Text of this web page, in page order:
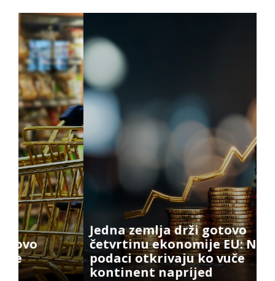
Jedna zemlja drži gotovo
četvrtinu ekonomije EU: Novi
podaci otkrivaju ko vuče
kontinent naprijed